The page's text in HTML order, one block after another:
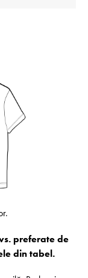
preferate de
din tabel.